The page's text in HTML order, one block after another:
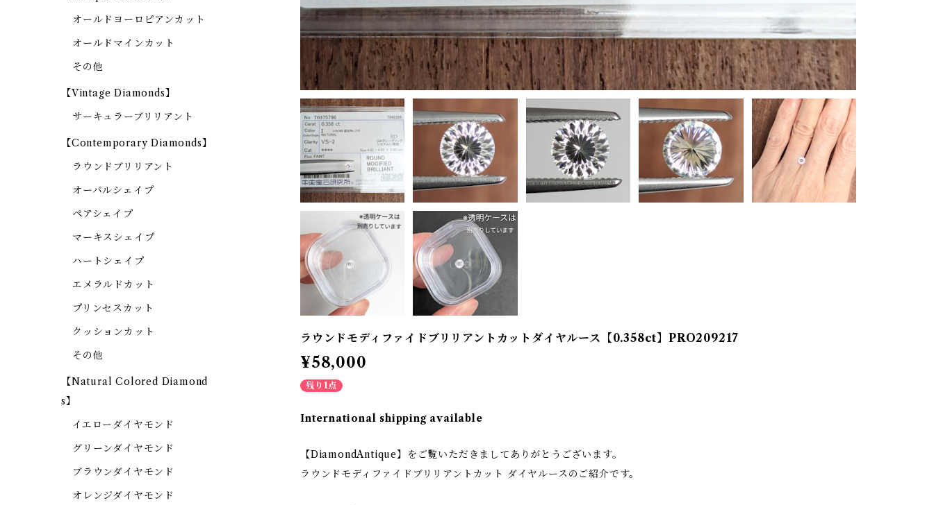
ラウンドモディファイドブリリアントカットダイヤルース【0.358ct】PRO209217
¥58,000
残り1点
International shipping available
【DiamondAntique】をご覧いただきましてありがとうございます。
ラウンドモディファイドブリリアントカット ダイヤルースのご紹介です。
オールドヨーロピアンカット
オールドマインカット
その他
【Vintage Diamonds】
サーキュラーブリリアント
【Contemporary Diamonds】
ラウンドブリリアント
オーバルシェイプ
ペアシェイプ
マーキスシェイプ
ハートシェイプ
エメラルドカット
プリンセスカット
クッションカット
その他
【Natural Colored Diamond
s】
イエローダイヤモンド
グリーンダイヤモンド
ブラウンダイヤモンド
オレンジダイヤモンド